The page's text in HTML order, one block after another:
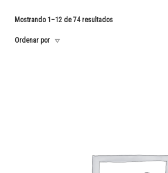
Mostrando 1–12 de 74 resultados
Ordenar por